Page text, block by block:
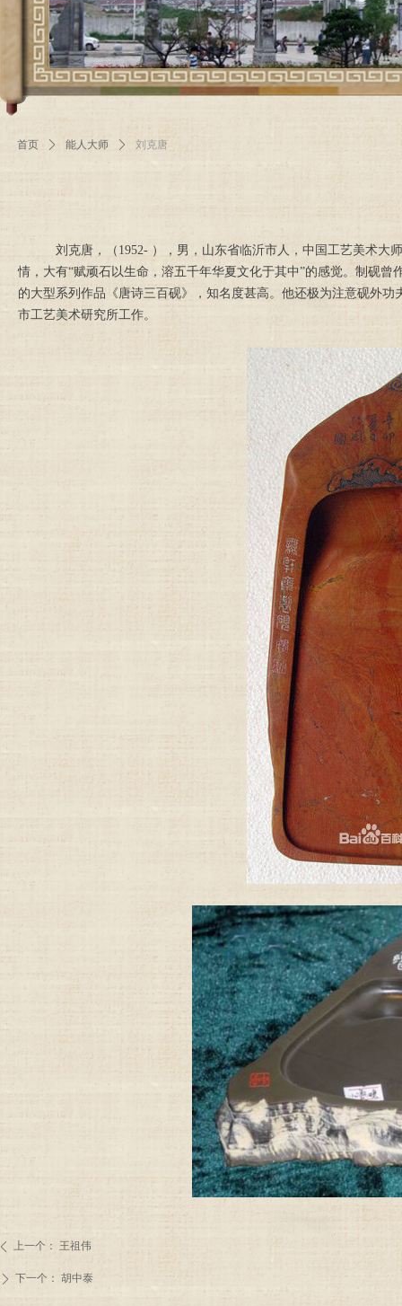
首页 ꄲ 能人大师 ꄲ 刘克唐
上一个： 王祖伟
ꄲ 下一个： 胡中泰
刘克唐，（1952- ），男，山东省临沂市人，中国工艺美术大
情，大有“赋顽石以生命，溶五千年华夏文化于其中”的感觉。制砚
的大型系列作品《唐诗三百砚》，知名度甚高。他还极为注意砚外
市工艺美术研究所工作。